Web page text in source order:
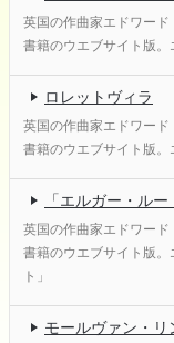
英国の作曲家エドワー
書籍のウエブサイト版
ロレットヴィラ
英国の作曲家エドワー
書籍のウエブサイト版
「エルガー・ルー
英国の作曲家エドワー
書籍のウエブサイト版
ト」
モールヴァン・リ